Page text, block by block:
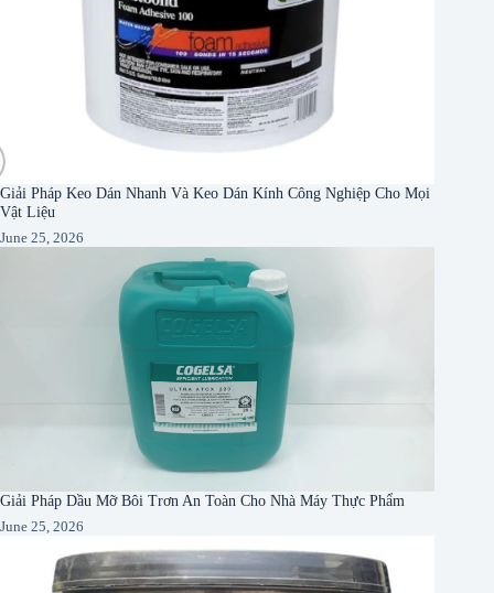
Giải Pháp Keo Dán Nhanh Và Keo Dán Kính Công Nghiệp Cho Mọi
Vật Liệu
June 25, 2026
Giải Pháp Dầu Mỡ Bôi Trơn An Toàn Cho Nhà Máy Thực Phẩm
June 25, 2026